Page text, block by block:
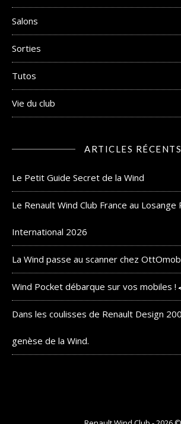
Salons
Sorties
Tutos
Vie du club
ARTICLES RÉCENTS
Le Petit Guide Secret de la Wind
Le Renault Wind Club France au Losange
International 2026
La Wind passe au scanner chez
Wind Pocket débarque sur vos mobiles !
Dans les coulisses de Renault Design
genèse de la Wind.